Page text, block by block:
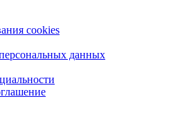
cookies
данных